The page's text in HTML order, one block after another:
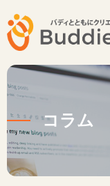
コラム